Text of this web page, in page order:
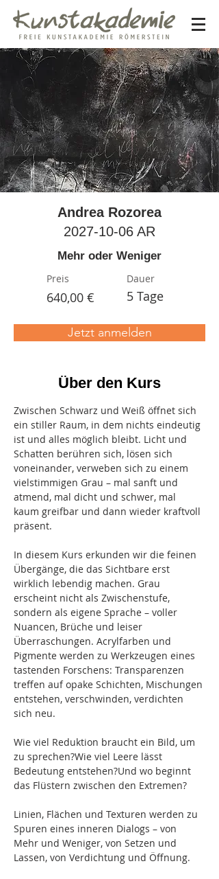
Über den Kurs
Zwischen Schwarz und Weiß öffnet sich
ein stiller Raum, in dem nichts eindeutig
ist und alles möglich bleibt. Licht und
Schatten berühren sich, lösen sich
voneinander, verweben sich zu einem
vielstimmigen Grau – mal sanft und
atmend, mal dicht und schwer, mal
kaum greifbar und dann wieder kraftvoll
präsent.
In diesem Kurs erkunden wir die feinen
Übergänge, die das Sichtbare erst
wirklich lebendig machen. Grau
erscheint nicht als Zwischenstufe,
sondern als eigene Sprache – voller
Nuancen, Brüche und leiser
Überraschungen. Acrylfarben und
Pigmente werden zu Werkzeugen eines
tastenden Forschens: Transparenzen
treffen auf opake Schichten, Mischungen
entstehen, verschwinden, verdichten
sich neu.
Wie viel Reduktion braucht ein Bild, um
zu sprechen?Wie viel Leere lässt
Bedeutung entstehen?Und wo beginnt
das Flüstern zwischen den Extremen?
Linien, Flächen und Texturen werden zu
Spuren eines inneren Dialogs – von
Mehr und Weniger, von Setzen und
Lassen, von Verdichtung und Öffnung.
Andrea Rozorea
2027-10-06 AR
Mehr oder Weniger
Preis
640,00 €
Dauer
5 Tage
Jetzt anmelden